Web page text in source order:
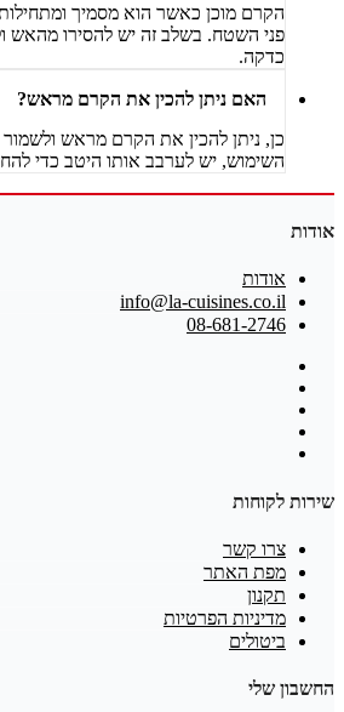
הקרם מוכן כאשר הוא מסמיך
פני השטח. בשלב זה יש להסירו מהאש
כדקה.
האם ניתן להכין את הקרם מראש?
השימוש, יש לערבב אותו היטב כדי
אודות
אודות
info@la-cuisines.co.il
08-681-2746
שירות לקוחות
צרו קשר
מפת האתר
תקנון
מדיניות הפרטיות
ביטולים
החשבון שלי